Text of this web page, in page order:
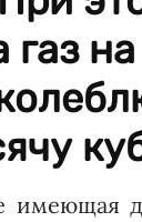
на
имеющая